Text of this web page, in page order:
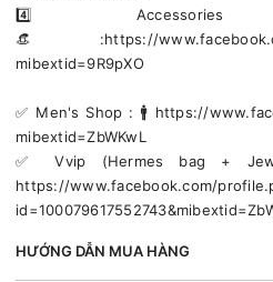
4️⃣
👒:https://
mibextid=9R9pXO
✅️ Men's Shop : 🚹 https://
mibextid=ZbWKwL
✅️ Vvip (Hermes bag +
https://www.facebook.com/
HƯỚNG DẪN MUA HÀNG